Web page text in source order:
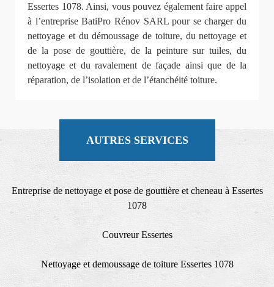
Essertes 1078. Ainsi, vous pouvez également faire appel
à l’entreprise BatiPro Rénov SARL pour se charger du
nettoyage et du démoussage de toiture, du nettoyage et
de la pose de gouttière, de la peinture sur tuiles, du
nettoyage et du ravalement de façade ainsi que de la
réparation, de l’isolation et de l’étanchéité toiture.
AUTRES SERVICES
Entreprise de nettoyage et pose de gouttière et cheneau à Essertes
1078
Couvreur Essertes
Nettoyage et demoussage de toiture Essertes 1078